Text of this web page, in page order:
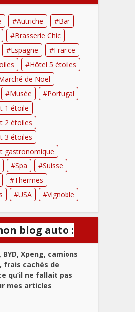
Autriche
Bar
Brasserie Chic
Espagne
France
Hôtel 5 étoiles
de Noël
Musée
Portugal
1 étoile
2 étoiles
3 étoiles
gastronomique
Spa
Suisse
Thermes
USA Vignoble
blog auto :
BYD, Xpeng, camions
frais cachés de
qu’il ne fallait pas
mes articles